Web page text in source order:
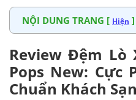
NỘI DUNG TRANG [ Hiện ]
Review Đệm Lò
Pops New: Cực
Chuẩn Khách